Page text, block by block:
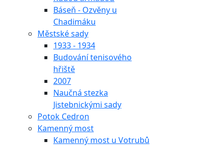
Báseň - Ozvěny u
Chadimáku
Městské sady
1933 - 1934
Budování tenisového
hřiště
2007
Naučná stezka
Jistebnickými sady
Potok Cedron
Kamenný most
Kamenný most u Votrubů